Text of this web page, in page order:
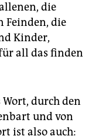
die
Feinden, die
Kinder,
all das finden
durch den
und von
ist also auch: